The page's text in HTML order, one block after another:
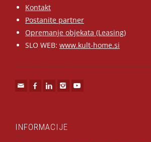
Kontakt
Postanite partner
Opremanje objekata (Leasing)
SLO WEB: www.kult-home.si
INFORMACIJE